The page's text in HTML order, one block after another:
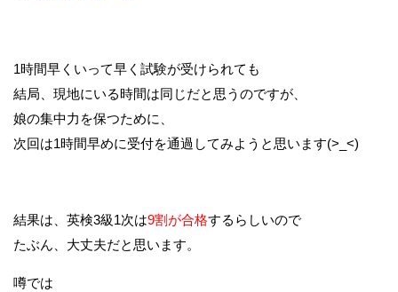
1時間早くいって早く試験が受けられても
結局、現地にいる時間は同じだと思うのですが、
娘の集中力を保つために、
次回は1時間早めに受付を通過してみようと思います(>_<)
結果は、英検3級1次は9割が合格するらしいので
たぶん、大丈夫だと思います。
噂では